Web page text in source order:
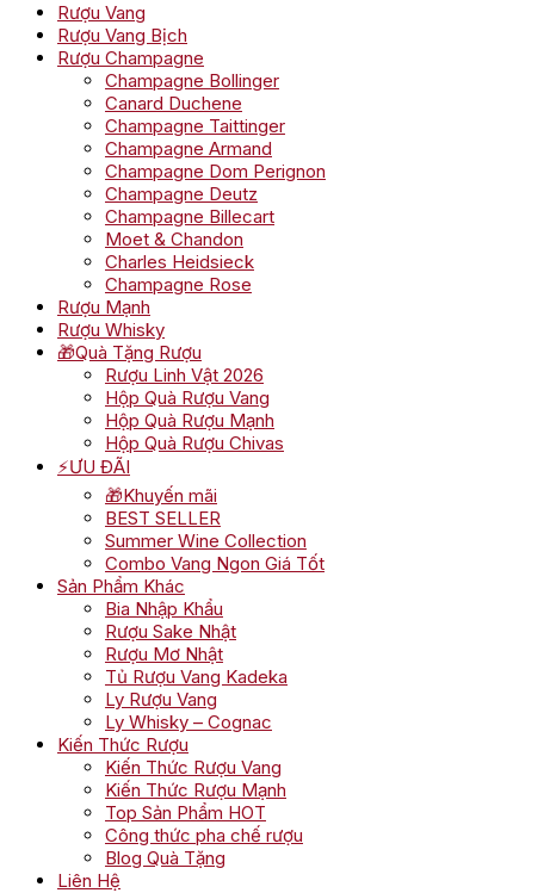
Rượu Vang
Rượu Vang Bịch
Rượu Champagne
Champagne Bollinger
Canard Duchene
Champagne Taittinger
Champagne Armand
Champagne Dom Perignon
Champagne Deutz
Champagne Billecart
Moet & Chandon
Charles Heidsieck
Champagne Rose
Rượu Mạnh
Rượu Whisky
🎁Quà Tặng Rượu
Rượu Linh Vật 2026
Hộp Quà Rượu Vang
Hộp Quà Rượu Mạnh
Hộp Quà Rượu Chivas
⚡ƯU ĐÃI
🎁Khuyến mãi
BEST SELLER
Summer Wine Collection
Combo Vang Ngon Giá Tốt
Sản Phẩm Khác
Bia Nhập Khẩu
Rượu Sake Nhật
Rượu Mơ Nhật
Tủ Rượu Vang Kadeka
Ly Rượu Vang
Ly Whisky – Cognac
Kiến Thức Rượu
Kiến Thức Rượu Vang
Kiến Thức Rượu Mạnh
Top Sản Phẩm HOT
Công thức pha chế rượu
Blog Quà Tặng
Liên Hệ